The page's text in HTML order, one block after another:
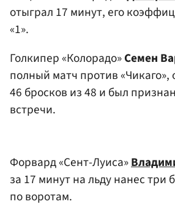
отыграл 17 минут, его
«1».
Голкипер «Колорадо»Семен
полный матч против «Чикаго»,
46 бросков из 48 и был
встречи.
Форвард «Сент-Луиса»
за 17 минут на льду нанес три
по воротам.